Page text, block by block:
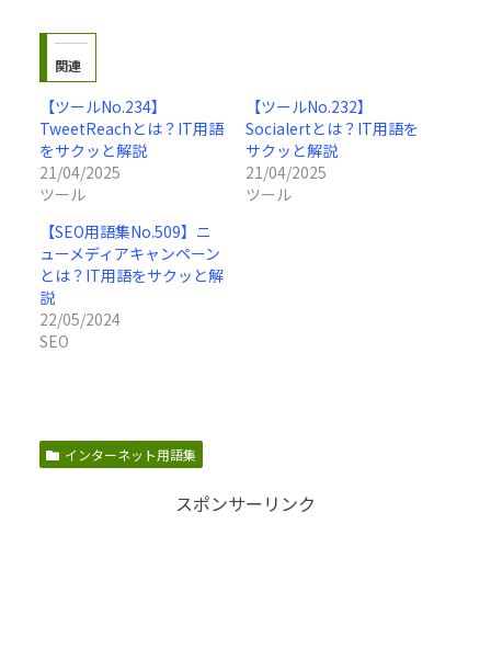
関連
【ツールNo.234】
TweetReachとは？IT用語
をサクッと解説
21/04/2025
ツール
【ツールNo.232】
Socialertとは？IT用語を
サクッと解説
21/04/2025
ツール
【SEO用語集No.509】ニ
ューメディアキャンペーン
とは？IT用語をサクッと解
説
22/05/2024
SEO
インターネット用語集
スポンサーリンク